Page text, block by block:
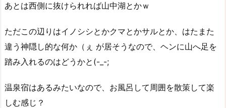
あとは西側に抜けられれば山中湖とかｗ
ただこの辺りはイノシシとかクマとかサルとか、はたまた
違う神隠し的な何か（ぇ が居そうなので、ヘンに山へ足を
踏み入れるのはどうかと(-_-;
温泉宿はあるみたいなので、お風呂して周囲を散策して楽
しむ感じ？